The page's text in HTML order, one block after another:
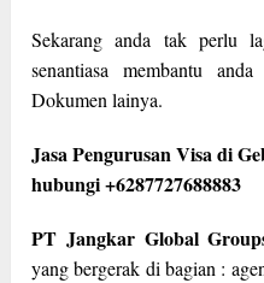
Sekarang anda tak perlu
senantiasa membantu
Dokumen lainya.
Jasa Pengurusan Visa di
hubungi +6287727688883
PT Jangkar Global
yang bergerak di bagian :